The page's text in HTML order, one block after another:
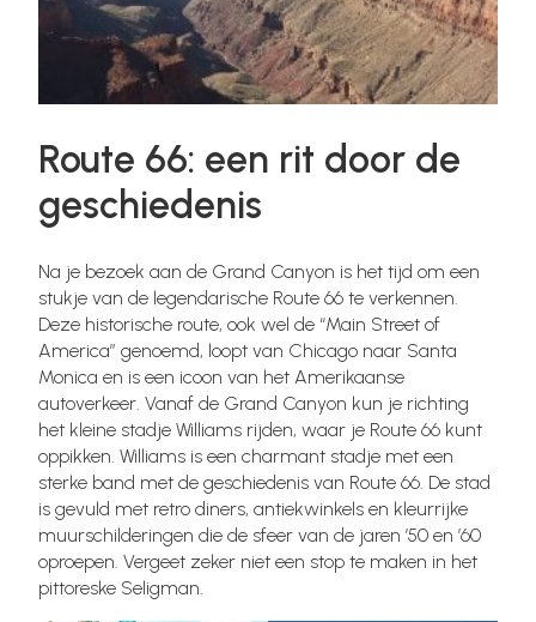
Route 66: een rit door de
geschiedenis
Na je bezoek aan de Grand Canyon is het tijd om een
stukje van de legendarische Route 66 te verkennen.
Deze historische route, ook wel de “Main Street of
America” genoemd, loopt van Chicago naar Santa
Monica en is een icoon van het Amerikaanse
autoverkeer. Vanaf de Grand Canyon kun je richting
het kleine stadje Williams rijden, waar je Route 66 kunt
oppikken. Williams is een charmant stadje met een
sterke band met de geschiedenis van Route 66. De stad
is gevuld met retro diners, antiekwinkels en kleurrijke
muurschilderingen die de sfeer van de jaren ’50 en ’60
oproepen. Vergeet zeker niet een stop te maken in het
pittoreske Seligman.